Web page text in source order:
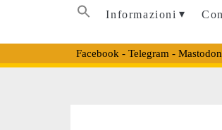
Informazioni
Facebook - Telegram - Mastodon